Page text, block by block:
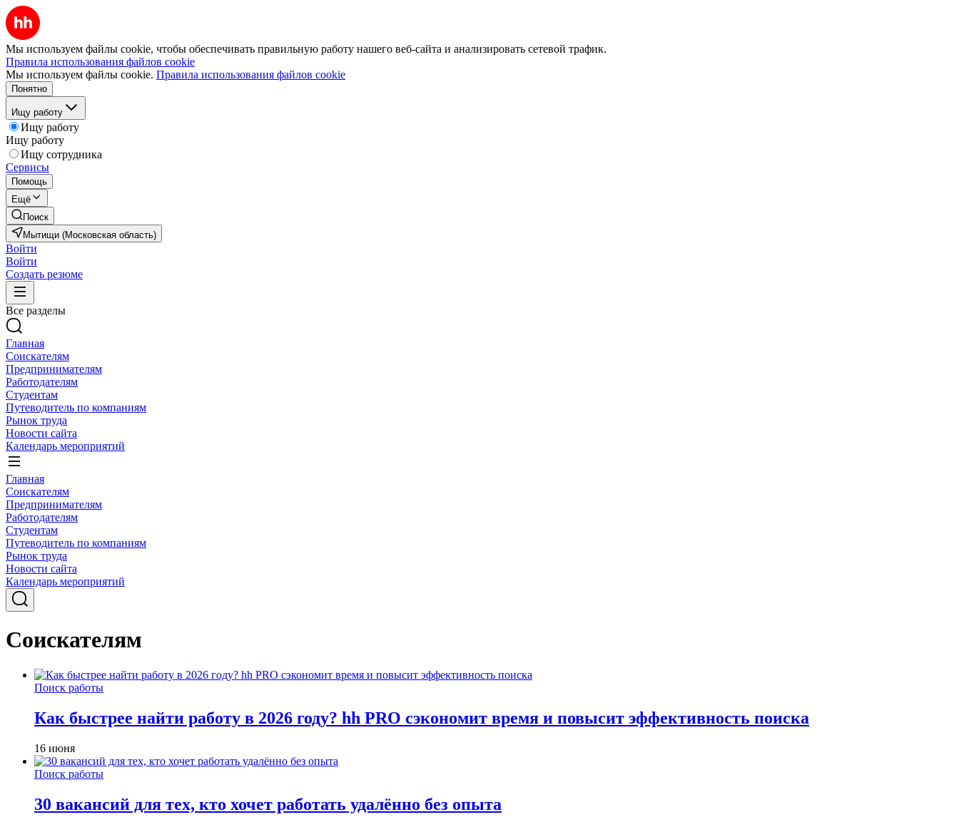
Мы используем файлы cookie, чтобы обеспечивать правильную работу нашего веб-сайта и анализировать сетевой трафик.
Правила использования файлов cookie
Мы используем файлы cookie. Правила использования файлов cookie
Понятно
Ищу работу
Ищу работу
Ищу работу
Ищу сотрудника
Сервисы
Помощь
Ещё
Поиск
Мытищи (Московская область)
Войти
Войти
Создать резюме
Все разделы
Главная
Соискателям
Предпринимателям
Работодателям
Студентам
Путеводитель по компаниям
Рынок труда
Новости сайта
Календарь мероприятий
Главная
Соискателям
Предпринимателям
Работодателям
Студентам
Путеводитель по компаниям
Рынок труда
Новости сайта
Календарь мероприятий
Соискателям
Поиск работы
Как быстрее найти работу в 2026 году? hh PRO сэкономит время и повысит эффективность поиска
16 июня
Поиск работы
30 вакансий для тех, кто хочет работать удалённо без опыта